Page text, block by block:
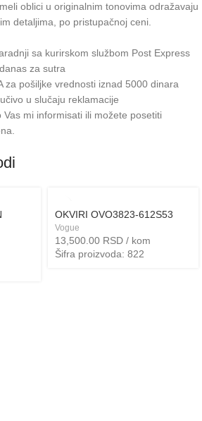
oblici u originalnim tonovima odražavaju
detaljima, po pristupačnoj ceni.
sa kurirskom službom Post Express
za sutra
za pošiljke vrednosti iznad 5000 dinara
u slučaju reklamacije
mi informisati ili možete posetiti
.
OKVIRI OVO3823-612S53
Vogue
13,500.00 RSD / kom
Šifra proizvoda: 822